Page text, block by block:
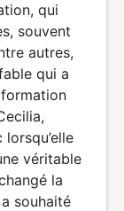
qui
souvent
autres,
qui a
véritable
la
souhaité